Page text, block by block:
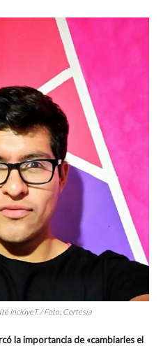
InclúyeT. / Foto: Cortesía
la importancia de «cambiarles el